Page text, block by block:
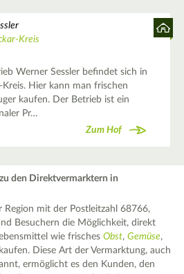
Kreis
Werner Sessler befindet sich in
Hier kann man frischen
kaufen. Der Betrieb ist ein
Pr…
Zum Hof
den Direktvermarktern in
Region mit der Postleitzahl 68766,
Besuchern die Möglichkeit, direkt
wie frischesObst,Gemüse,
Diese Art der Vermarktung, auch
ermöglicht es den Kunden, den